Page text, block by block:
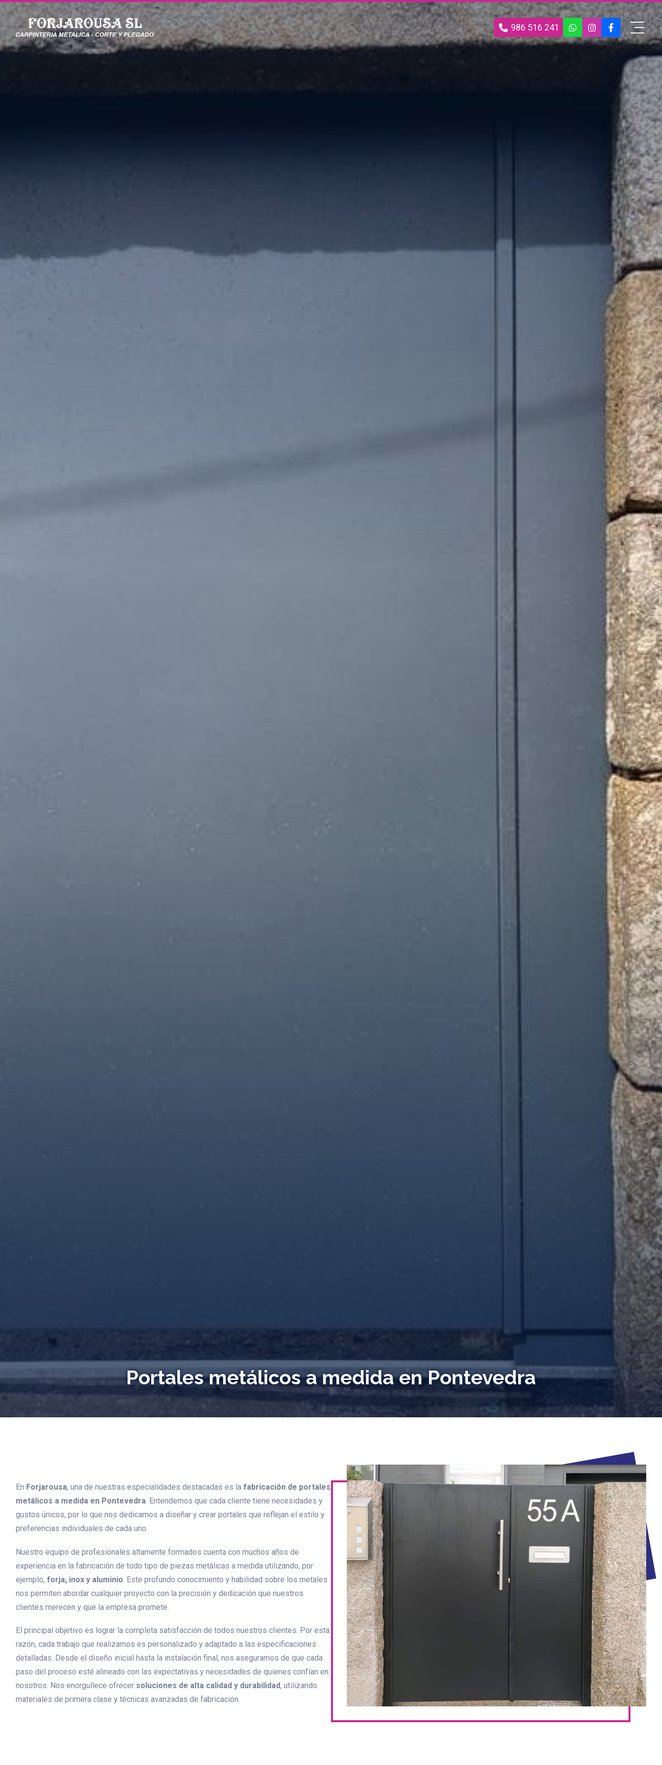
986 516 241
Portales metálicos a medida en Pontevedra
En Forjarousa, una de nuestras especialidades destacadas es la fabricación de portales
metálicos a medida en Pontevedra. Entendemos que cada cliente tiene necesidades y
gustos únicos, por lo que nos dedicamos a diseñar y crear portales que reflejan el estilo y
preferencias individuales de cada uno.
Nuestro equipo de profesionales altamente formados cuenta con muchos años de
experiencia en la fabricación de todo tipo de piezas metálicas a medida utilizando, por
ejemplo, forja, inox y aluminio . Este profundo conocimiento y habilidad sobre los metales
nos permiten abordar cualquier proyecto con la precisión y dedicación que nuestros
clientes merecen y que la empresa promete.
El principal objetivo es lograr la completa satisfacción de todos nuestros clientes. Por esta
razón, cada trabajo que realizamos es personalizado y adaptado a las especificaciones
detalladas. Desde el diseño inicial hasta la instalación final, nos aseguramos de que cada
paso del proceso esté alineado con las expectativas y necesidades de quienes confían en
nosotros. Nos enorgullece ofrecer soluciones de alta calidad y durabilidad, utilizando
materiales de primera clase y técnicas avanzadas de fabricación.